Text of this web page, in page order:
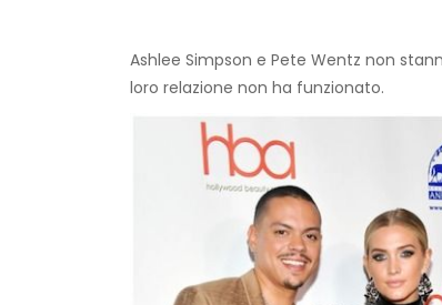
Ashlee Simpson e Pete Wentz non
loro relazione non ha funzionato.